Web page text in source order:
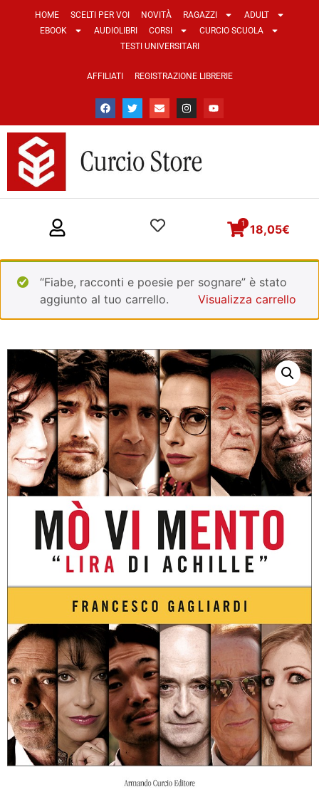
HOME SCELTI PER VOI NOVITÀ RAGAZZI
ADULT
EBOOK
AUDIOLIBRI CORSI
CURCIO SCUOLA
TESTI UNIVERSITARI
AFFILIATI REGISTRAZIONE LIBRERIE
18,05€
1
“Fiabe, racconti e poesie per sognare” è stato
aggiunto al tuo carrello.
Visualizza carrello